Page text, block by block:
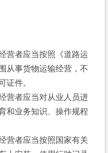
者应当按照《道路运
从事货物运输经营，不
证件。
者应当对从业人员进
和业务知识、操作规程
者应当按照国家有关